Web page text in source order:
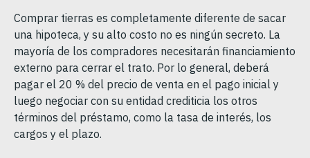
Comprar tierras es completamente diferente de sacar
una hipoteca, y su alto costo no es ningún secreto. La
mayoría de los compradores necesitarán financiamiento
externo para cerrar el trato. Por lo general, deberá
pagar el 20 % del precio de venta en el pago inicial y
luego negociar con su entidad crediticia los otros
términos del préstamo, como la tasa de interés, los
cargos y el plazo.